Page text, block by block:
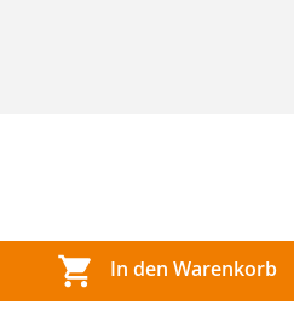
In den Warenkorb